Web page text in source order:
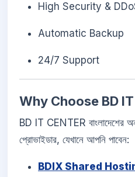
High Security &
Automatic Backup
24/7 Support
Why Choose BD IT
BD IT CENTER বাংলাদেশের
প্রোভাইডার, যেখানে আপনি পাবেন:
BDIX Shared